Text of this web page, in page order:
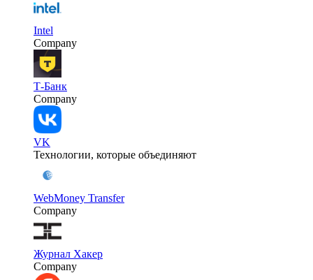
Intel
Company
Т-Банк
Company
VK
Технологии, которые объединяют
WebMoney Transfer
Company
Журнал Хакер
Company